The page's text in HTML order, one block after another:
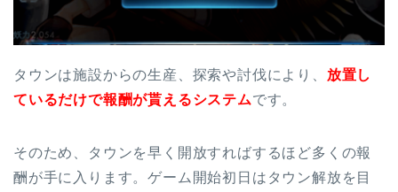
タウンは施設からの生産、探索や討伐により、 放置し
ているだけで報酬が貰えるシステムです。
そのため、タウンを早く開放すればするほど多くの報
酬が手に入ります。ゲーム開始初日はタウン解放を目